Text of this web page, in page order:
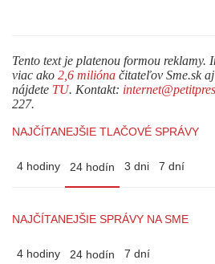
Tento text je platenou formou reklamy.
viac ako 2,6 milióna čitateľov Sme.sk
nájdete TU. Kontakt:
227.
NAJČÍTANEJŠIE TLAČOVÉ SPRÁVY
4 hodiny 24 hodín 3 dni 7 dní
NAJČÍTANEJŠIE SPRÁVY NA SME
4 hodiny 24 hodín 7 dní